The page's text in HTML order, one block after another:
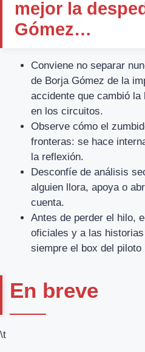
mejor la
Gómez…
Conviene no separar
de Borja Gómez de la
accidente que cambió
en los circuitos.
Observe cómo el
fronteras: se hace
la reflexión.
Desconfíe de análisis
alguien llora, apoya o
cuenta.
Antes de perder el hilo,
oficiales y a las
siempre el box del piloto
En breve
\t